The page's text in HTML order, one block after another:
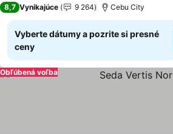
8,7 Vynikajúce 9 264 Cebu City
Vyberte dátumy a pozrite si presné
ceny
Obľúbená voľba